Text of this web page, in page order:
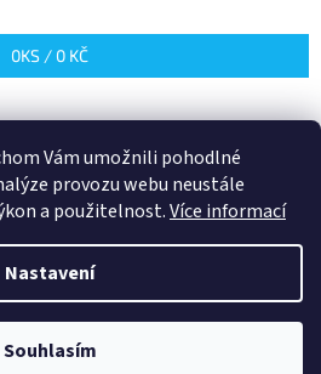
Vám umožnili pohodlné
provozu webu neustále
a použitelnost.Více informací
Nastavení
Souhlasím
0KS / 0 KČ
. Všechna práva vyhrazena.Upravit
cookies